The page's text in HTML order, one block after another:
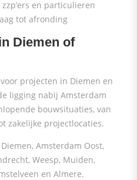
en particulieren
tot afronding
Diemen of
projecten in Diemen en
ligging nabij Amsterdam
bouwsituaties, van
zakelijke projectlocaties.
Amsterdam Oost,
Weesp, Muiden,
en Almere.